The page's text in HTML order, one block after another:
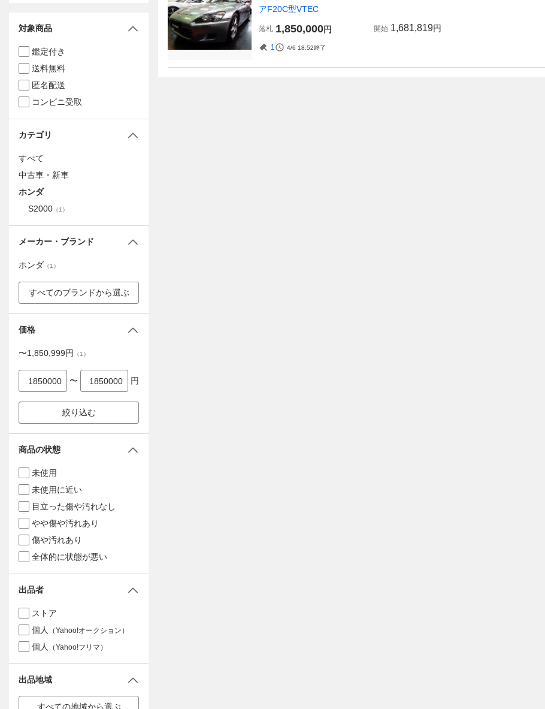
アF20C型VTEC
落札 1,850,000円 開始 1,681,819円
1 4/6 18:52終了
対象商品
鑑定付き
送料無料
匿名配送
コンビニ受取
カテゴリ
すべて
中古車・新車
ホンダ
S2000 （1 ）
メーカー・ブランド
ホンダ （1 ）
すべてのブランドから選ぶ
価格
〜1,850,999円 （1 ）
〜 円
絞り込む
商品の状態
未使用
未使用に近い
目立った傷や汚れなし
やや傷や汚れあり
傷や汚れあり
全体的に状態が悪い
出品者
ストア
個人
（Yahoo!オークション）
個人 （Yahoo!フリマ）
出品地域
すべての地域から選ぶ